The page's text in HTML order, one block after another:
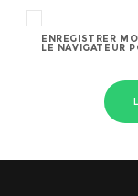
ENREGISTRER
LE NAVIGATEUR